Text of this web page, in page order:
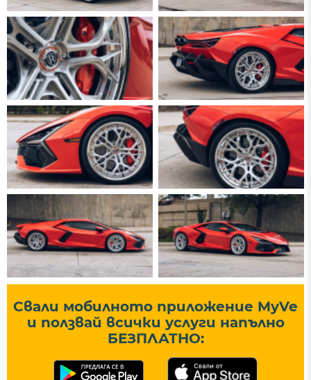
Свали мобилното приложение MyVe
и ползвай всички услуги напълно
БЕЗПЛАТНО: